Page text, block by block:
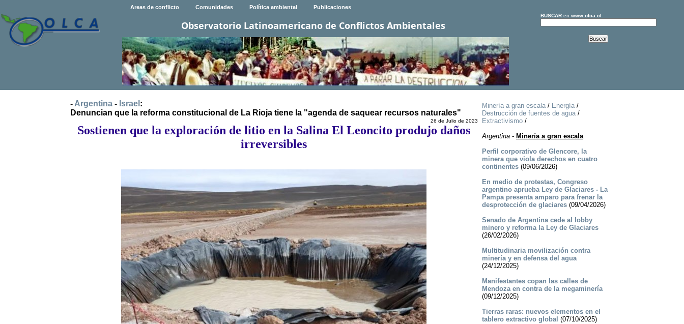
Areas de conflicto Comunidades Política ambiental Publicaciones
Observatorio Latinoamericano de Conflictos Ambientales
BUSCARen www.olca.cl
- Argentina - Israel :
Denuncian que la reforma constitucional de La Rioja tiene la "agenda de saquear recursos naturales"
26 de Julio de 2023
Sostienen que la exploración de litio en la Salina El Leoncito produjo daños
irreversibles
Minería a gran escala/ Energía/
Destrucción de fuentes de agua/
Extractivismo/
Argentina- Minería a gran escala
Perfil corporativo de Glencore, la
minera que viola derechos en cuatro
continentes(09/06/2026)
En medio de protestas, Congreso
argentino aprueba Ley de Glaciares - La
Pampa presenta amparo para frenar la
desprotección de glaciares(09/04/2026)
Senado de Argentina cede al lobby
minero y reforma la Ley de Glaciares
(26/02/2026)
Multitudinaria movilización contra
minería y en defensa del agua
(24/12/2025)
Manifestantes copan las calles de
Mendoza en contra de la megaminería
(09/12/2025)
Tierras raras: nuevos elementos en el
tablero extractivo global (07/10/2025)